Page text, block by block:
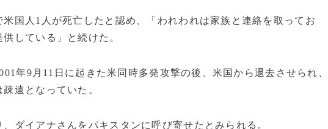
国人1人が死亡したと認め、「われわれは家族と連絡を取ってお
している」と続けた。
年9月11日に起きた米同時多発攻撃の後、米国から退去させられ、
遠となっていた。
ダイアナさんをパキスタンに呼び寄せたとみられる。